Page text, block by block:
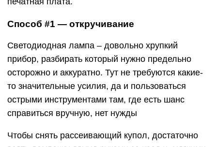
Способ #1 — откручивание
Светодиодная лампа – довольно хрупкий
прибор, разбирать который нужно предельно
осторожно и аккуратно. Тут не требуются какие-
то значительные усилия, да и пользоваться
острыми инструментами там, где есть шанс
справиться вручную, нет нужды
Чтобы снять рассеивающий купол, достаточно